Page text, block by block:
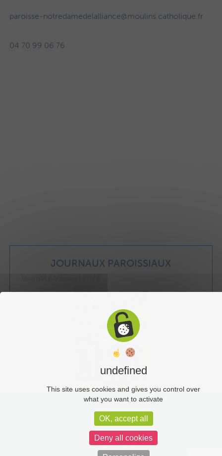
paroisse-notredamedelalliance@moulins.catholique.fr
04 70 99 06 76
JOURNAUX PAROISSIAUX
Liens utiles
Plan du site
Mentions légales
undefined
This site uses cookies and gives you control over
what you want to activate
OK, accept all
Deny all cookies